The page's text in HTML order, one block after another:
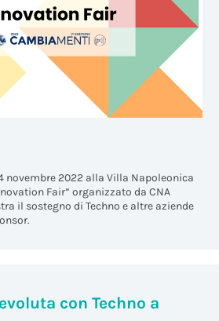
novembre 2022 alla Villa Napoleonica
Fair” organizzato da CNA
il sostegno di Techno e altre aziende
con Techno a